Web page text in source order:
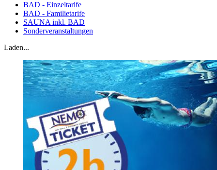
BAD - Einzeltarife
BAD - Familietarife
SAUNA inkl. BAD
Sonderveranstaltungen
Laden...